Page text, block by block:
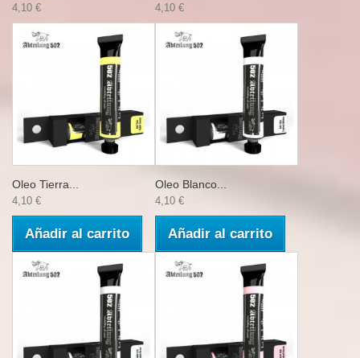
4,10 € 4,10 €
Oleo Tierra...
4,10 €
Añadir al carrito
Oleo Blanco...
4,10 €
Añadir al carrito